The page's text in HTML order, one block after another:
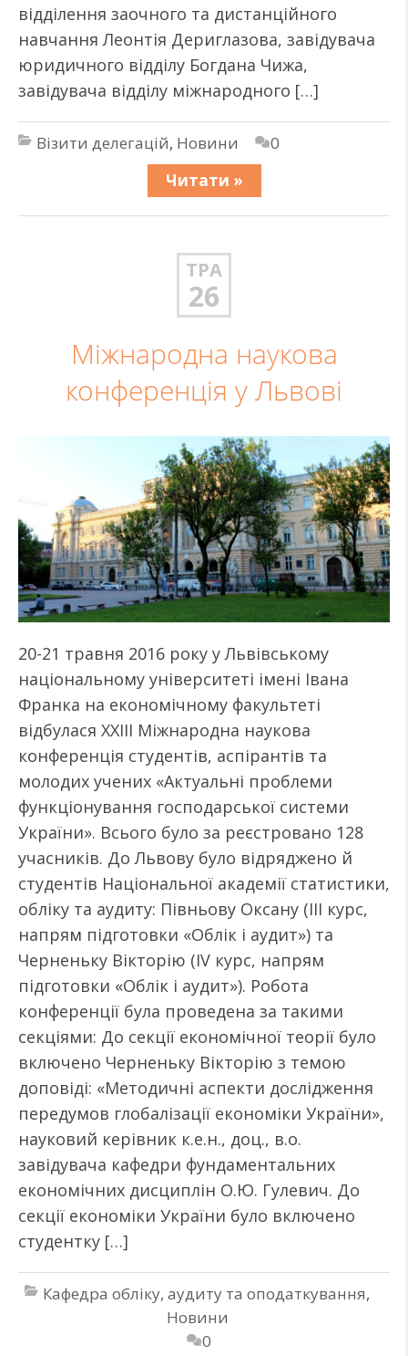
відділення заочного та дистанційного
навчання Леонтія Дериглазова, завідувача
юридичного відділу Богдана Чижа,
завідувача відділу міжнародного […]
Візити делегацій, Новини
0
Читати »
ТРА
26
Міжнародна наукова
конференція у Львові
20-21 травня 2016 року у Львівському
національному університеті імені Івана
Франка на економічному факультеті
відбулася XXIII Міжнародна наукова
конференція студентів, аспірантів та
молодих учених «Актуальні проблеми
функціонування господарської системи
України». Всього було за реєстровано 128
учасників. До Львову було відряджено й
студентів Національної академії статистики,
обліку та аудиту: Півньову Оксану (ІІІ курс,
напрям підготовки «Облік і аудит») та
Черненьку Вікторію (ІV курс, напрям
підготовки «Облік і аудит»). Робота
конференції була проведена за такими
секціями: До секції економічної теорії було
включено Черненьку Вікторію з темою
доповіді: «Методичні аспекти дослідження
передумов глобалізації економіки України»,
науковий керівник к.е.н., доц., в.о.
завідувача кафедри фундаментальних
економічних дисциплін О.Ю. Гулевич. До
секції економіки України було включено
студентку […]
Кафедра обліку, аудиту та оподаткування,
Новини
0